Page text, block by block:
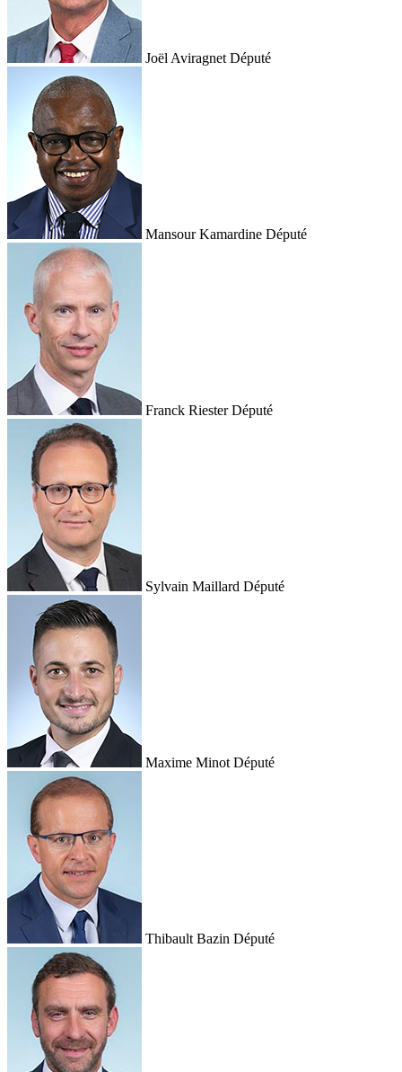
Joël Aviragnet Député
Mansour Kamardine Député
Franck Riester Député
Sylvain Maillard Député
Maxime Minot Député
Thibault Bazin Député